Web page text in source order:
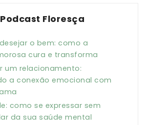
Floresça
o bem: como a
cura e transforma
um relacionamento:
a conexão emocional com
como se expressar sem
da sua saúde mental